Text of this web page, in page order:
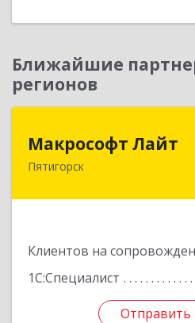
Ближайшие
регионов
Макрософт Лайт
Пятигорск
Клиентов на
1С:Специалист
Отправить
357501,
Отправить